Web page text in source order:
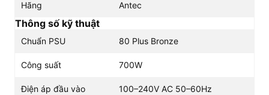
Hãng Antec
Thông số kỹ thuật
Chuẩn PSU 80 Plus Bronze
Công suất 700W
Điện áp đầu vào 100–240V AC 50–60Hz